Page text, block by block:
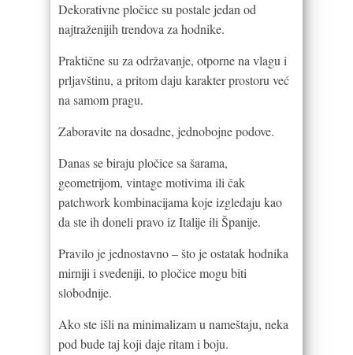
Dekorativne pločice su postale jedan od
najtraženijih trendova za hodnike.
Praktične su za održavanje, otporne na vlagu i
prljavštinu, a pritom daju karakter prostoru već
na samom pragu.
Zaboravite na dosadne, jednobojne podove.
Danas se biraju pločice sa šarama,
geometrijom, vintage motivima ili čak
patchwork kombinacijama koje izgledaju kao
da ste ih doneli pravo iz Italije ili Španije.
Pravilo je jednostavno – što je ostatak hodnika
mirniji i svedeniji, to pločice mogu biti
slobodnije.
Ako ste išli na minimalizam u nameštaju, neka
pod bude taj koji daje ritam i boju.